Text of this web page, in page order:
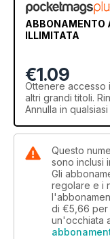
ABBONAMENTO
ILLIMITATA
€1.09
Ottenere accesso
altri grandi titoli.
Annulla in
Questo
sono inclusi
Gli
regolare e i
di €5,66 per
un'occhiata